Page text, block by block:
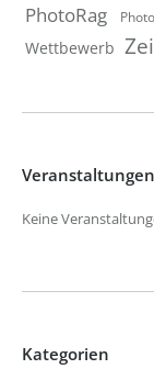
PhotoRag
Wettbewerb
Veranstaltungen
Keine
Kategorien